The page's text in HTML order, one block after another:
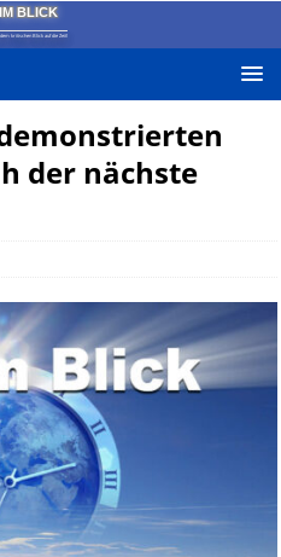
BLICK
kritischen Blick auf die Zeit!
der nächste